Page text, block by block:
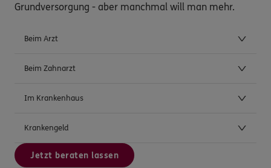
Grundversorgung - aber manchmal will man mehr.
Beim Arzt
Beim Zahnarzt
Im Krankenhaus
Krankengeld
Jetzt beraten lassen